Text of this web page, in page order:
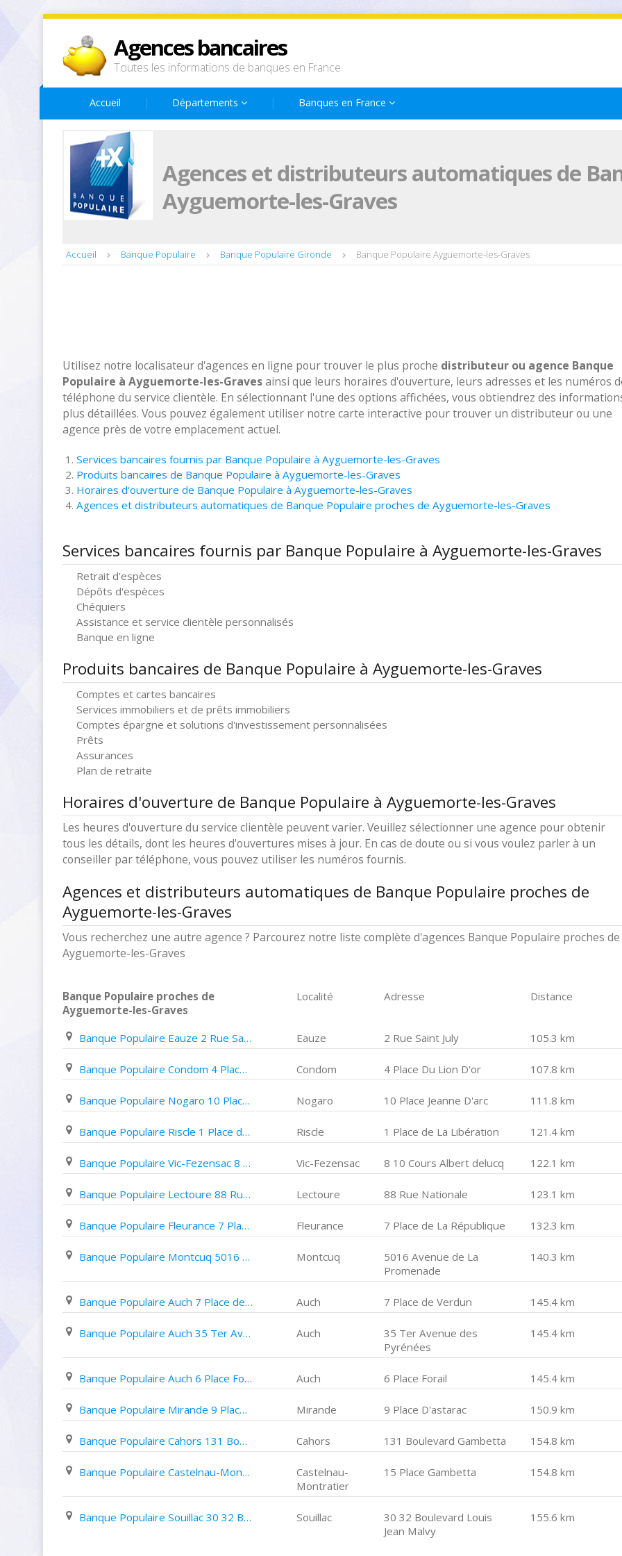
Agences bancaires
Toutes les informations de banques en France
Accueil Départements Banques en France
Agences et distributeurs automatiques de
Ayguemorte-les-Graves
Accueil Banque Populaire Banque Populaire Gironde Banque Populaire Ayguemorte-les-Graves
Utilisez notre localisateur d'agences en ligne pour trouver le plus proche distributeur ou agence Banque
Populaire à Ayguemorte-les-Gravesainsi que leurs horaires d'ouverture, leurs adresses et les numéros
téléphone du service clientèle. En sélectionnant l'une des options affichées, vous obtiendrez des
plus détaillées. Vous pouvez également utiliser notre carte interactive pour trouver un distributeur ou une
agence près de votre emplacement actuel.
Services bancaires fournis par Banque Populaire à Ayguemorte-les-Graves
Produits bancaires de Banque Populaire à Ayguemorte-les-Graves
Horaires d'ouverture de Banque Populaire à Ayguemorte-les-Graves
Agences et distributeurs automatiques de Banque Populaire proches de Ayguemorte-les-Graves
Services bancaires fournis par Banque Populaire à Ayguemorte-les-Graves
Retrait d'espèces
Dépôts d'espèces
Chéquiers
Assistance et service clientèle personnalisés
Banque en ligne
Produits bancaires de Banque Populaire à Ayguemorte-les-Graves
Comptes et cartes bancaires
Services immobiliers et de prêts immobiliers
Comptes épargne et solutions d'investissement personnalisées
Prêts
Assurances
Plan de retraite
Horaires d'ouverture de Banque Populaire à Ayguemorte-les-Graves
Les heures d'ouverture du service clientèle peuvent varier. Veuillez sélectionner une agence pour obtenir
tous les détails, dont les heures d'ouvertures mises à jour. En cas de doute ou si vous voulez parler à un
conseiller par téléphone, vous pouvez utiliser les numéros fournis.
Agences et distributeurs automatiques de Banque Populaire proches de
Ayguemorte-les-Graves
Vous recherchez une autre agence ? Parcourez notre liste complète d'agences Banque Populaire proches de
Ayguemorte-les-Graves
Banque Populaire proches de
Ayguemorte-les-Graves
Localité Adresse Distance
Banque Populaire Eauze 2 Rue Saint July Eauze 2 Rue Saint July 105.3 km
Banque Populaire Condom 4 Place Du Lion D'or Condom 4 Place Du Lion D'or 107.8 km
Banque Populaire Nogaro 10 Place Jeanne D'arc Nogaro 10 Place Jeanne D'arc 111.8 km
Banque Populaire Riscle 1 Place de La Libération Riscle 1 Place de La Libération 121.4 km
Banque Populaire Vic-Fezensac 8 10 Cours Albert delucq Vic-Fezensac 8 10 Cours Albert delucq 122.1 km
Banque Populaire Lectoure 88 Rue Nationale Lectoure 88 Rue Nationale 123.1 km
Banque Populaire Fleurance 7 Place de La République Fleurance 7 Place de La République 132.3 km
Banque Populaire Montcuq 5016 Avenue de La Promenade Montcuq
5016 Avenue de La
Promenade
140.3 km
Banque Populaire Auch 7 Place de Verdun Auch 7 Place de Verdun 145.4 km
Banque Populaire Auch 35 Ter Avenue des Pyrénées Auch
35 Ter Avenue des
Pyrénées
145.4 km
Banque Populaire Auch 6 Place Forail Auch 6 Place Forail 145.4 km
Banque Populaire Mirande 9 Place D'astarac Mirande 9 Place D'astarac 150.9 km
Banque Populaire Cahors 131 Boulevard Gambetta Cahors 131 Boulevard Gambetta 154.8 km
Banque Populaire Castelnau-Montratier 15 Place Gambetta
Castelnau-
Montratier
15 Place Gambetta 154.8 km
Banque Populaire Souillac 30 32 Boulevard Louis Jean Malvy Souillac
30 32 Boulevard Louis
Jean Malvy
155.6 km